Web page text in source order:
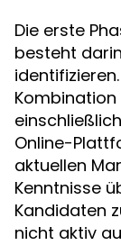
Die erste
besteht
Online-
aktuellen
Kenntnisse
Kandidaten
nicht aktiv